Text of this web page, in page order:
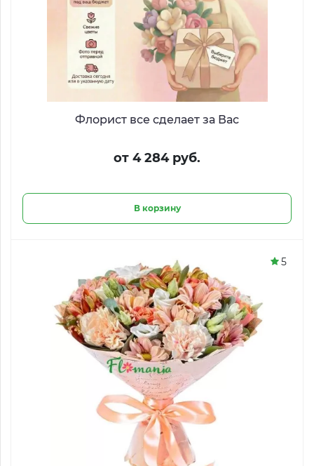
Флорист все сделает за Вас
от 4 284 руб.
В корзину
5